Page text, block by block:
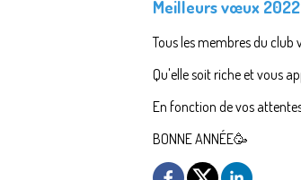
Meilleurs vœux 2022
Tous les membres du
Qu'elle soit riche et vous
En fonction de vos
BONNE ANNÉE🥳